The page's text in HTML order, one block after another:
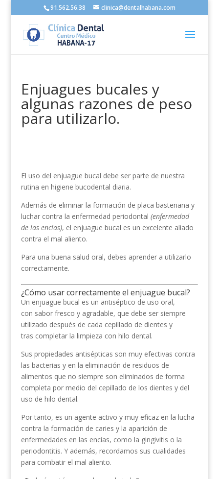
91.562.56.38 clinica@dentalhabana.com
Enjuagues bucales y
algunas razones de peso
para utilizarlo.
El uso del enjuague bucal debe ser parte de nuestra
rutina en higiene bucodental diaria.
Además de eliminar la formación de placa basteriana y
luchar contra la enfermedad periodontal (enfermedad
de las encías), el enjuague bucal es un excelente aliado
contra el mal aliento.
Para una buena salud oral, debes aprender a utilizarlo
correctamente.
¿Cómo usar correctamente el enjuague bucal?
Un enjuague bucal es un antiséptico de uso oral,
con sabor fresco y agradable, que debe ser siempre
utilizado después de cada cepillado de dientes y
tras completar la limpieza con hilo dental.
Sus propiedades antisépticas son muy efectivas contra
las bacterias y en la eliminación de residuos de
alimentos que no siempre son eliminados de forma
completa por medio del cepillado de los dientes y del
uso de hilo dental.
Por tanto, es un agente activo y muy eficaz en la lucha
contra la formación de caries y la aparición de
enfermedades en las encías, como la gingivitis o la
periodontitis. Y además, recordamos sus cualidades
para combatir el mal aliento.